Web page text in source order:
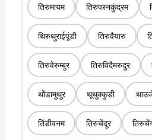
तिरुमायम तिरुपरनकुंद्रम
थिरुथुराईपूंडी तिरुवैयारु
तिरुवेरुम्बुर तिरुविदैमरुदुर
थोंडामुथुर थूथुक्कुडी
तिंडीवनम तिरुचेंदूर